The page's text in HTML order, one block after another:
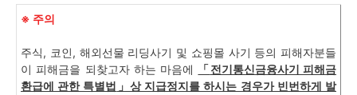
※ 주의
주식, 코인, 해외선물 리딩사기 및 쇼핑몰 사기 등의 피해자분들
이 피해금을 되찾고자 하는 마음에
「전기통신금융사기 피해금
환급에 관한 특별법 」상 지급정지를 하시는 경우가 빈번하게 발